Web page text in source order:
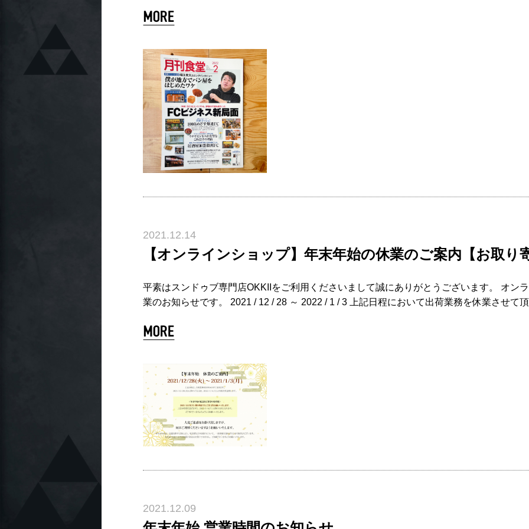
2021.12.14
【オンラインショップ】年末年始の休業のご案内【お取り
平素はスンドゥブ専門店OKKIIをご利用くださいまして誠にありがとうございます。 オン
業のお知らせです。 2021 / 12 / 28 ～ 2022 / 1 / 3 上記日程において出荷業務を休業させて
2021.12.09